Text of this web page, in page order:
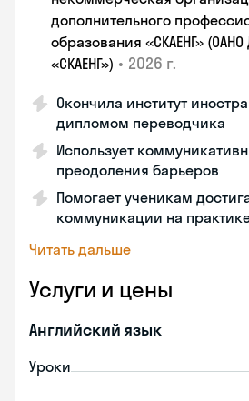
дополнительного
образования «СКАЕНГ» (ОАНО
«СКАЕНГ») • 2026 г.
Окончила институт
дипломом переводчика
Использует
преодоления барьеров
Помогает ученикам
коммуникации на
Читать дальше
Услуги и цены
Английский язык
Уроки